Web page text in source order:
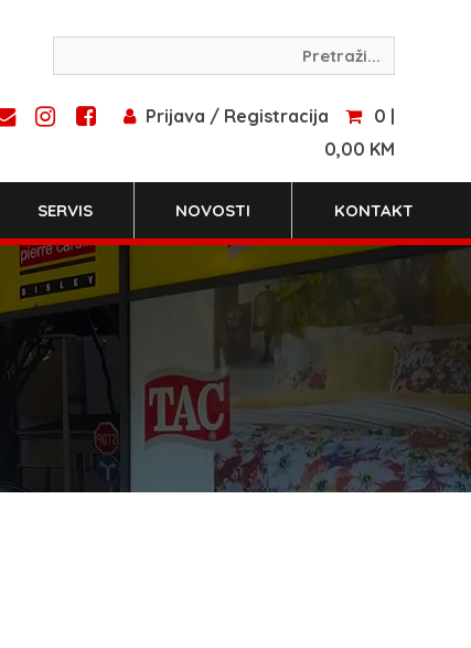
Prijava / Registracija
0 |
0,00 KM
SERVIS NOVOSTI KONTAKT